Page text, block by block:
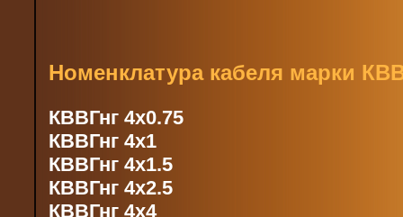
Номенклатура кабеля марки
КВВГнг 4х0.75
КВВГнг 4х1
КВВГнг 4х1.5
КВВГнг 4х2.5
КВВГнг 4х4